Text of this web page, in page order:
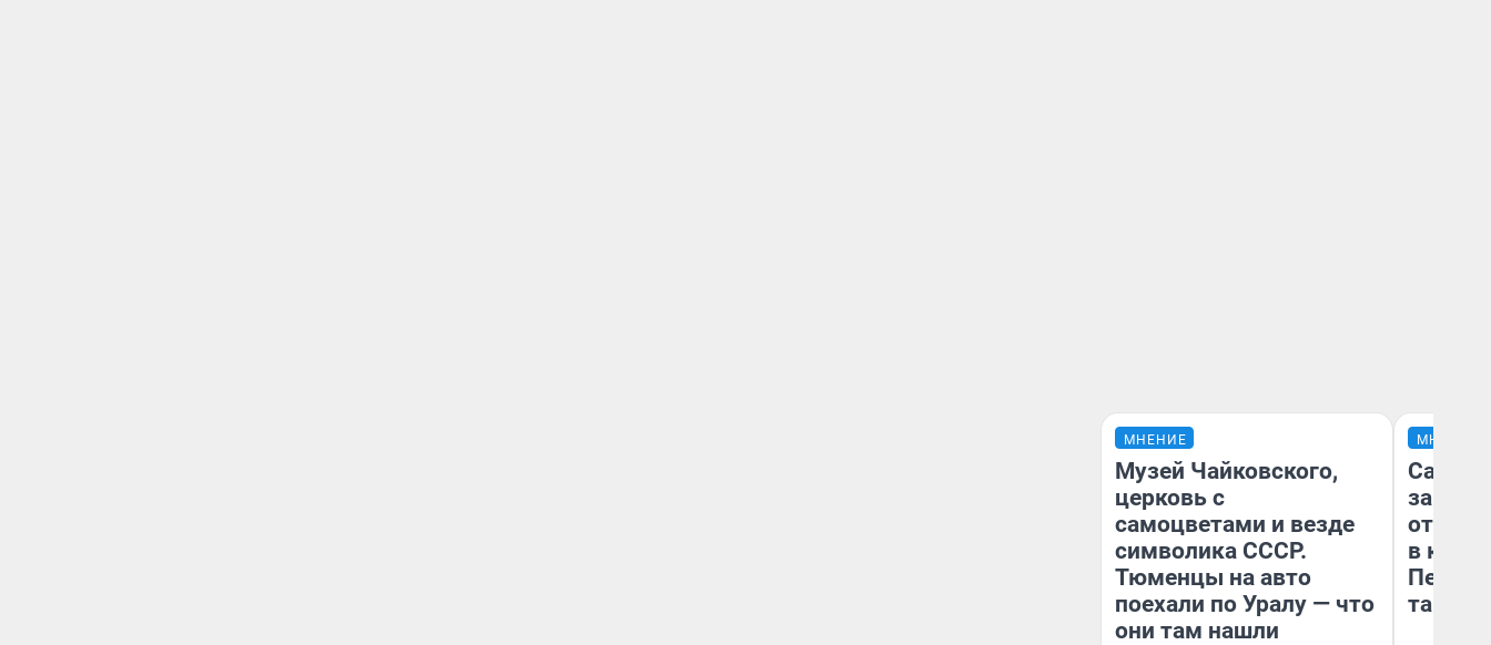
МНЕНИЕ
Музей Чайковского,
церковь с
самоцветами и везде
символика СССР.
Тюменцы на авто
поехали по Уралу — что
они там нашли
МНЕНИЕ
Самая
в
там